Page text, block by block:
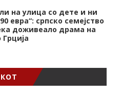
на улица со дете и ни
евра“: српско семејство
доживеало драма на